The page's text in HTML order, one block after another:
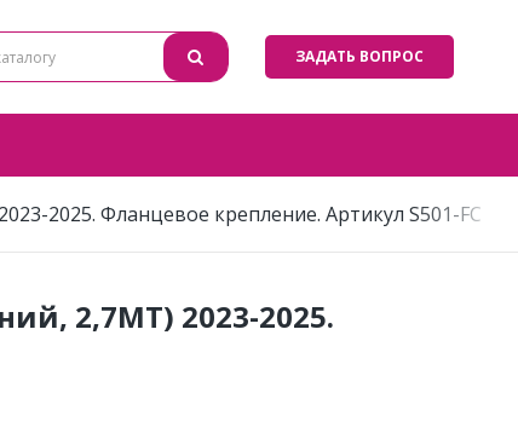
ЗАДАТЬ ВОПРОС
2025. Фланцевое крепление. Артикул S501-FC
2,7МТ) 2023-2025.